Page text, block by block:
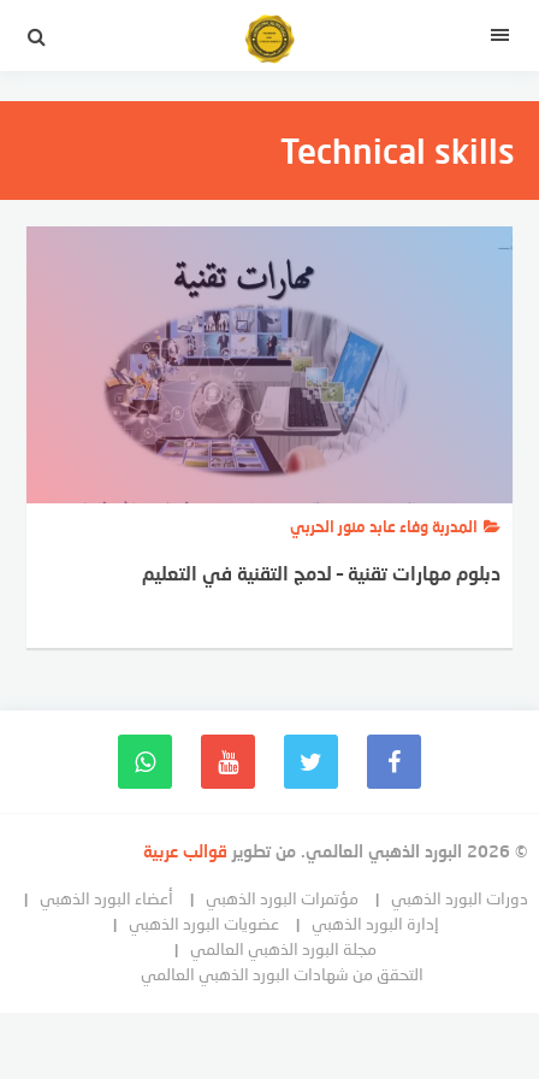
Technical skills
المدربة وفاء عابد منور الحربي
دبلوم مهارات تقنية – لدمج التقنية في التعليم
© 2026 البورد الذهبي العالمي. من تطوير قوالب عربية
دورات البورد الذهبي مؤتمرات البورد الذهبي
أعضاء البورد الذهبي
إدارة البورد الذهبي
عضويات البورد الذهبي
مجلة البورد الذهبي العالمي
التحقق من شهادات البورد الذهبي العالمي